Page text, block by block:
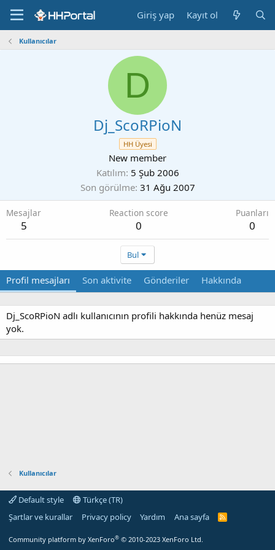
Giriş yap Kayıt ol
Kullanıcılar
D
Dj_ScoRPioN
HH Üyesi
New member
Katılım 5 Şub 2006
Son görülme 31 Ağu 2007
Mesajlar
5
Reaction score
0
Puanları
0
Bul
Profil mesajları Son aktivite Gönderiler Hakkında
Dj_ScoRPioN adlı kullanıcının profili hakkında henüz mesaj
yok.
Kullanıcılar
Default style
Türkçe (TR)
Şartlar ve kurallar
Privacy policy Yardım Ana sayfa
R
Community platform by XenForo® © 2010-2023 XenForo Ltd.